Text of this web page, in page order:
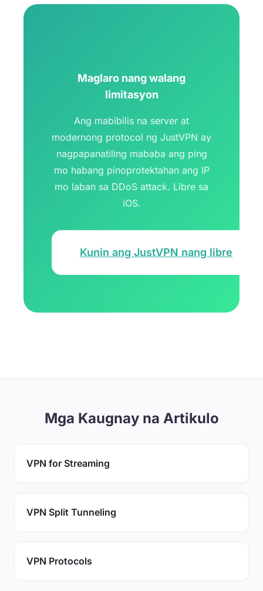
Maglaro nang walang
limitasyon
Ang mabibilis na server at
modernong protocol ng JustVPN ay
nagpapanatiling mababa ang ping
mo habang pinoprotektahan ang IP
mo laban sa DDoS attack. Libre sa
iOS.
Kunin ang JustVPN nang libre
Mga Kaugnay na Artikulo
VPN for Streaming
VPN Split Tunneling
VPN Protocols